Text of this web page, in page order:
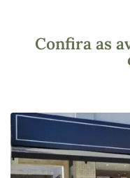
Confira as